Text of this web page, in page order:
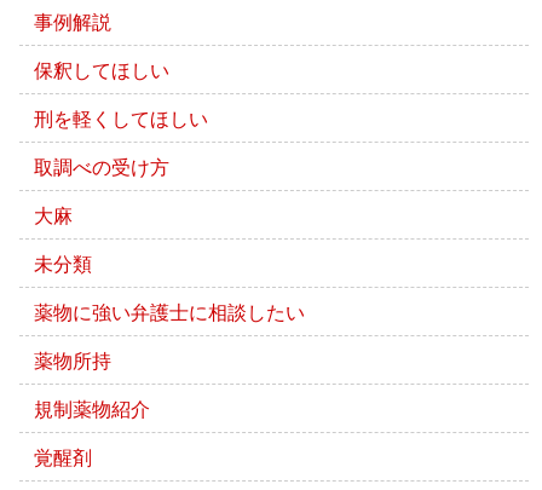
事例解説
保釈してほしい
刑を軽くしてほしい
取調べの受け方
大麻
未分類
薬物に強い弁護士に相談したい
薬物所持
規制薬物紹介
覚醒剤